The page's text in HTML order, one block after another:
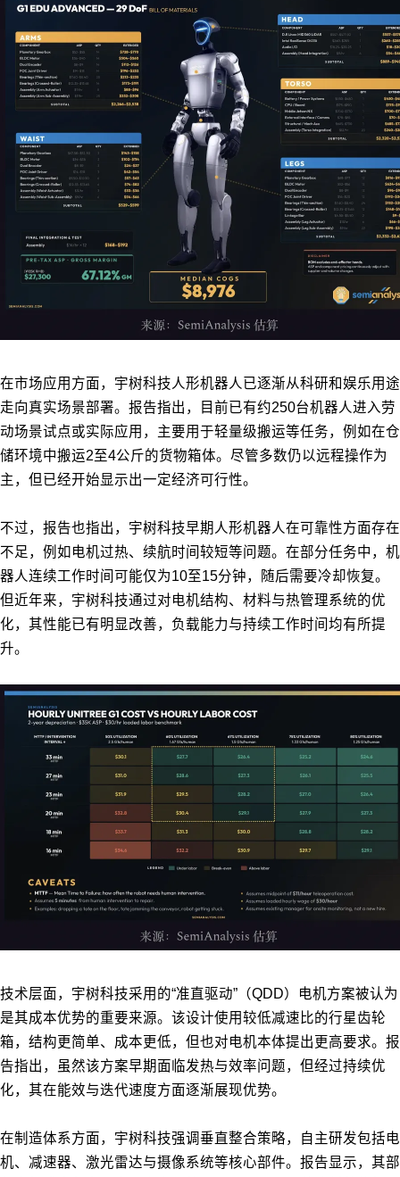
在市场应用方面，宇树科技人形机器人已逐渐从科研和娱乐用途
走向真实场景部署。报告指出，目前已有约250台机器人进入劳
动场景试点或实际应用，主要用于轻量级搬运等任务，例如在仓
储环境中搬运2至4公斤的货物箱体。尽管多数仍以远程操作为
主，但已经开始显示出一定经济可行性。
不过，报告也指出，宇树科技早期人形机器人在可靠性方面存在
不足，例如电机过热、续航时间较短等问题。在部分任务中，机
器人连续工作时间可能仅为10至15分钟，随后需要冷却恢复。
但近年来， 宇树科技通过对电机结构、材料与热管理系统的优
化，其性能已有明显改善，负载能力与持续工作时间均有所提
升。
技术层面，宇树科技采用的“准直驱动”（QDD）电机方案被认为
是其成本优势的重要来源。该设计使用较低减速比的行星齿轮
箱，结构更简单、成本更低，但也对电机本体提出更高要求。报
告指出，虽然该方案早期面临发热与效率问题，但经过持续优
化，其在能效与迭代速度方面逐渐展现优势。
在制造体系方面，宇树科技强调垂直整合策略，自主研发包括电
机、减速器、激光雷达与摄像系统等核心部件。报告显示，其部